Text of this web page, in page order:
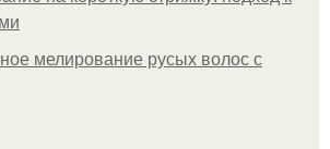
мелирование русых волос с